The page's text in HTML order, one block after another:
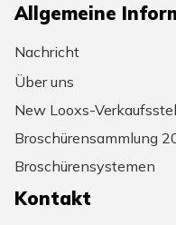
Allgemeine
Nachricht
Über uns
New Looxs-
Broschürensammlung
Broschürensystemen
Kontakt